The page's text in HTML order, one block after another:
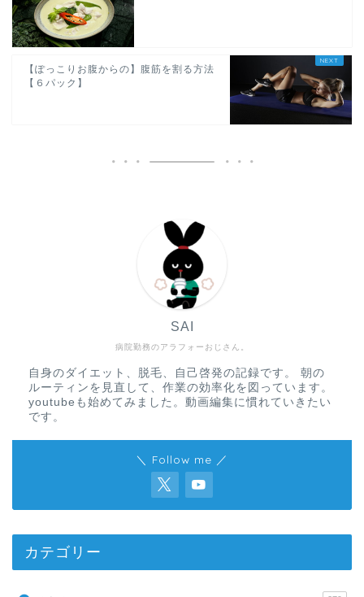
【ぽっこりお腹からの】腹筋を割る方法
【６パック】
病院勤務のアラフォーおじさん。
SAI
自身のダイエット、脱毛、自己啓発の記録です。 朝の
ルーティンを見直して、作業の効率化を図っています。
youtubeも始めてみました。動画編集に慣れていきたい
です。
＼ Follow me ／
カテゴリー